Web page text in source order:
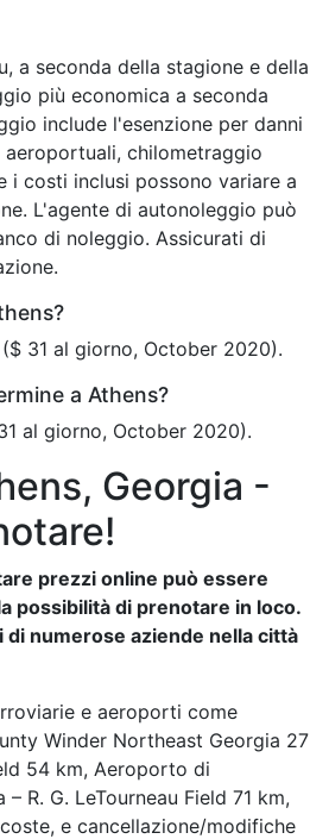
a seconda della stagione e della
più economica a seconda
include l'esenzione per danni
chilometraggio
i costi inclusi possono variare a
L'agente di autonoleggio può
di noleggio. Assicurati di
31 al giorno, October 2020).
a Athens?
al giorno, October 2020).
Georgia -
prezzi online può essere
possibilità di prenotare in loco.
numerose aziende nella città
e aeroporti come
Winder Northeast Georgia 27
54 km, Aeroporto di
R. G. LeTourneau Field 71 km,
e cancellazione/modifiche